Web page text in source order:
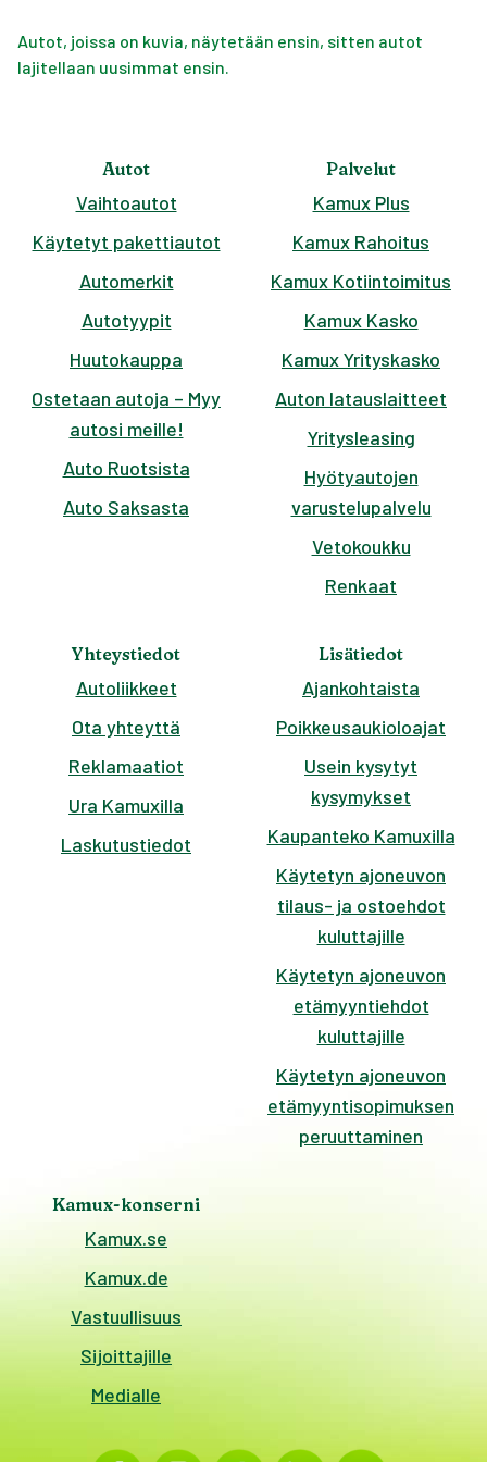
Autot, joissa on kuvia, näytetään ensin, sitten autot
lajitellaan uusimmat ensin.
Autot
Vaihtoautot
Käytetyt pakettiautot
Automerkit
Autotyypit
Huutokauppa
Ostetaan autoja – Myy
autosi meille!
Auto Ruotsista
Auto Saksasta
Palvelut
Kamux Plus
Kamux Rahoitus
Kamux Kotiintoimitus
Kamux Kasko
Kamux Yrityskasko
Auton latauslaitteet
Yritysleasing
Hyötyautojen
varustelupalvelu
Vetokoukku
Renkaat
Yhteystiedot
Autoliikkeet
Ota yhteyttä
Reklamaatiot
Ura Kamuxilla
Laskutustiedot
Lisätiedot
Ajankohtaista
Poikkeusaukioloajat
Usein kysytyt
kysymykset
Kaupanteko Kamuxilla
Käytetyn ajoneuvon
tilaus- ja ostoehdot
kuluttajille
Käytetyn ajoneuvon
etämyyntiehdot
kuluttajille
Käytetyn ajoneuvon
etämyyntisopimuksen
peruuttaminen
Kamux-konserni
Kamux.se
Kamux.de
Vastuullisuus
Sijoittajille
Medialle